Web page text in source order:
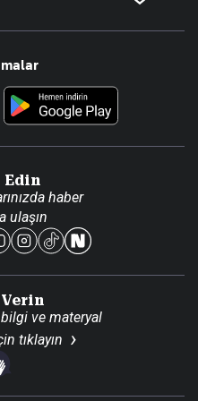
Edin
haber
ulaşın
ve materyal
tıklayın